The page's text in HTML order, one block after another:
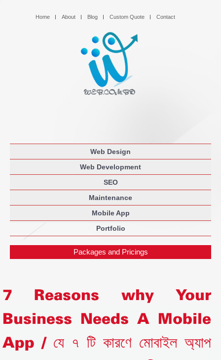
Home About Blog Custom Quote Contact
Web Design
Web Development
SEO
Maintenance
Mobile App
Portfolio
Packages and Pricings
7 Reasons why Your
Business Needs A Mobile
App / যে ৭ টি কারণে মোবাইল অ্যাপ